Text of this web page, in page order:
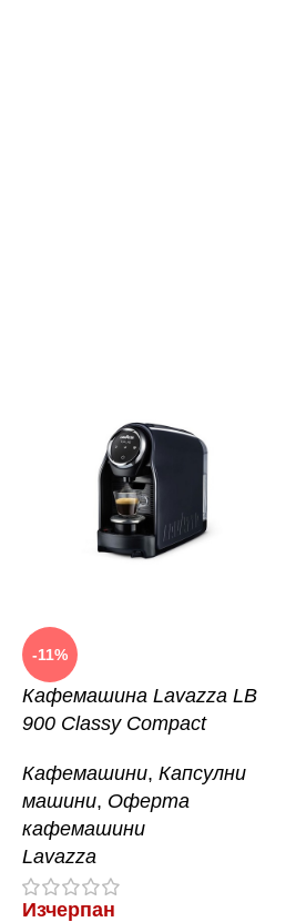
-11%
Кафемашина Lavazza LB
900 Classy Compact
Кафемашини, Капсулни
машини, Оферта
кафемашини
Lavazza
Изчерпан